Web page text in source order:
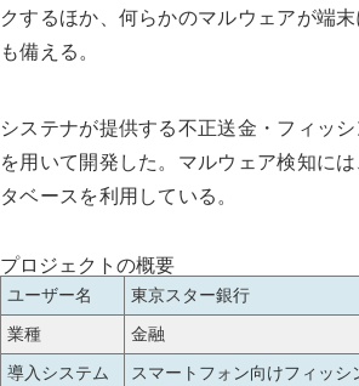
クするほか、何らかのマルウェアが端
も備える。
システナが提供する不正送金・フィッ
を用いて開発した。マルウェア検知に
タベースを利用している。
プロジェクトの概要
ユーザー名
東京スター銀行
業種
金融
導入システム
スマートフォン向けフィッシ